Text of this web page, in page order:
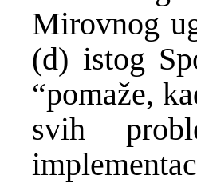
Mirovnog
(d) istog
“pomaže,
svih